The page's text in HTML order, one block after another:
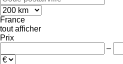
France
tout afficher
Prix
–